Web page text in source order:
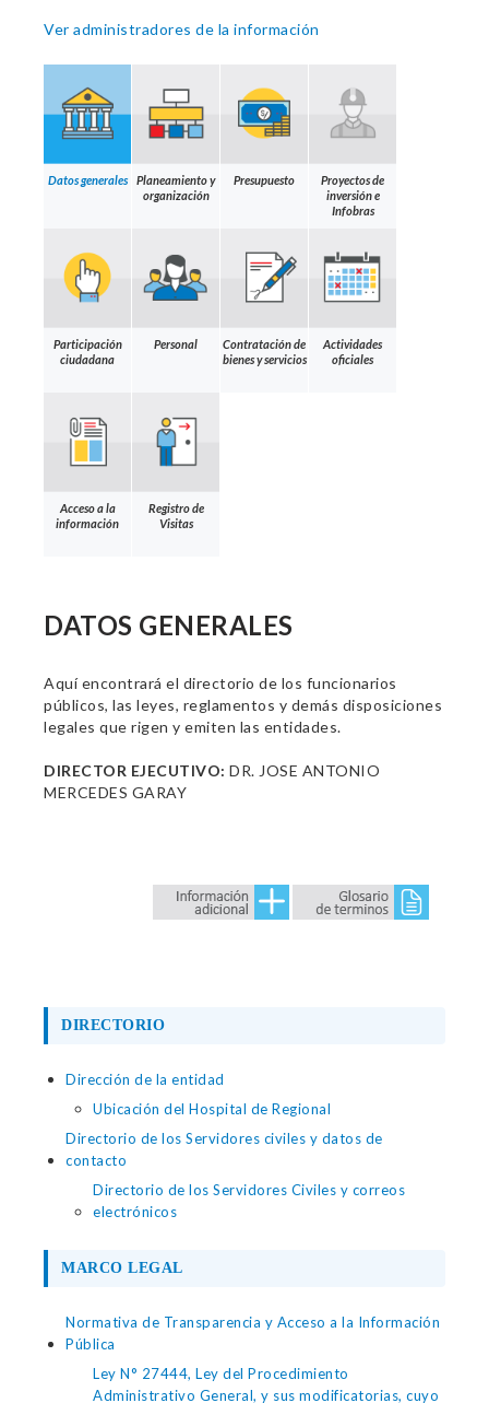
Ver administradores de la información
Datos generales
Planeamiento y
organización
Presupuesto
Proyectos de
inversión e
Infobras
Participación
ciudadana
Personal
Contratación de
bienes y servicios
Actividades
oficiales
Acceso a la
información
Registro de
Visitas
DATOS GENERALES
Aquí encontrará el directorio de los funcionarios
públicos, las leyes, reglamentos y demás disposiciones
legales que rigen y emiten las entidades.
DIRECTOR EJECUTIVO: DR. JOSE ANTONIO
MERCEDES GARAY
DIRECTORIO
Dirección de la entidad
Ubicación del Hospital de Regional
Directorio de los Servidores civiles y datos de
contacto
Directorio de los Servidores Civiles y correos
electrónicos
MARCO LEGAL
Normativa de Transparencia y Acceso a la Información
Pública
Ley N° 27444, Ley del Procedimiento
Administrativo General, y sus modificatorias, cuyo